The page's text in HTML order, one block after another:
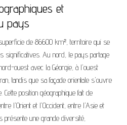
et
pays
de 86600 km², territoire qui se
significatives. Au nord, le pays partage
ouest avec la Géorgie, à l'ouest
tandis que sa façade orientale s'ouvre
position géographique fait de
l'Orient et l'Occident, entre l'Asie et
présente une grande diversité,